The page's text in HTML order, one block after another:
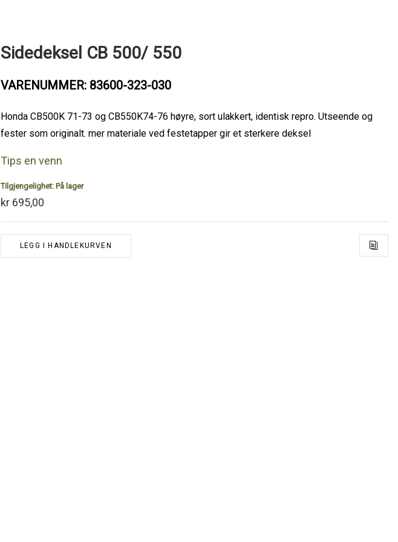
Sidedeksel CB 500/ 550
VARENUMMER: 83600-323-030
Honda CB500K 71-73 og CB550K74-76 høyre, sort ulakkert, identisk repro. Utseende og
fester som originalt. mer materiale ved festetapper gir et sterkere deksel
Tips en venn
Tilgjengelighet: På lager
kr 695,00
LEGG I HANDLEKURVEN